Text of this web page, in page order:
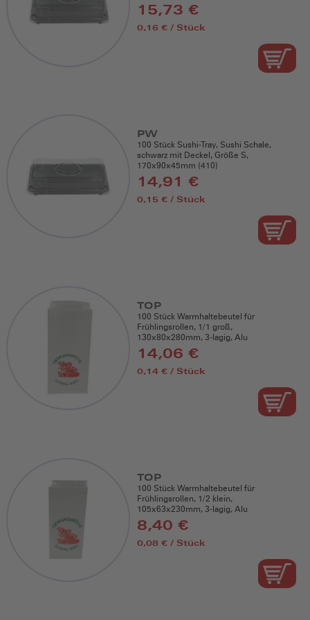
15,73 €
0,16 € / Stück
PW
100 Stück Sushi-Tray, Sushi Schale,
schwarz mit Deckel, Größe S,
170x90x45mm (410)
14,91 €
0,15 € / Stück
TOP
100 Stück Warmhaltebeutel für
Frühlingsrollen, 1/1 groß,
130x80x280mm, 3-lagig, Alu
14,06 €
0,14 € / Stück
TOP
100 Stück Warmhaltebeutel für
Frühlingsrollen, 1/2 klein,
105x63x230mm, 3-lagig, Alu
8,40 €
0,08 € / Stück